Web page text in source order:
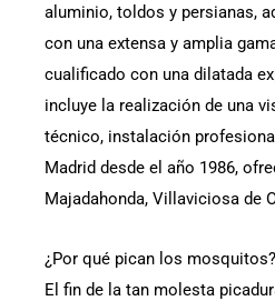
aluminio, toldos y persianas,
con una extensa y amplia
cualificado con una dilatada
incluye la realización de una
técnico, instalación
Madrid desde el año 1986,
Majadahonda, Villaviciosa de
¿Por qué pican los mosquitos?
El fin de la tan molesta